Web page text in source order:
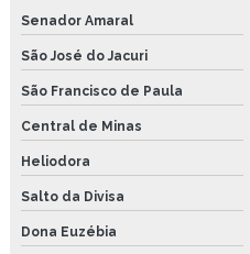
Senador Amaral
São José do Jacuri
São Francisco de Paula
Central de Minas
Heliodora
Salto da Divisa
Dona Euzébia